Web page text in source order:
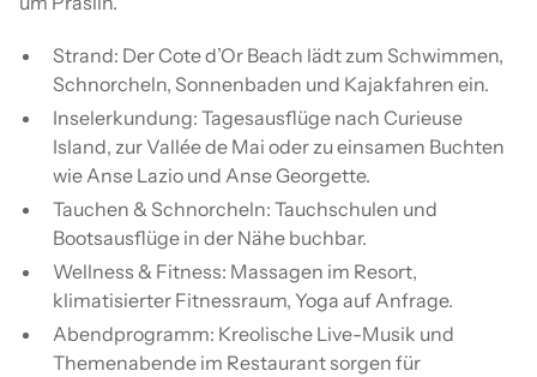
Strand: Der Cote d’Or Beach lädt zum Schwimmen,
Schnorcheln, Sonnenbaden und Kajakfahren ein.
Inselerkundung: Tagesausflüge nach Curieuse
Island, zur Vallée de Mai oder zu einsamen Buchten
wie Anse Lazio und Anse Georgette.
Tauchen & Schnorcheln: Tauchschulen und
Bootsausflüge in der Nähe buchbar.
Wellness & Fitness: Massagen im Resort,
klimatisierter Fitnessraum, Yoga auf Anfrage.
Abendprogramm: Kreolische Live-Musik und
Themenabende im Restaurant sorgen für